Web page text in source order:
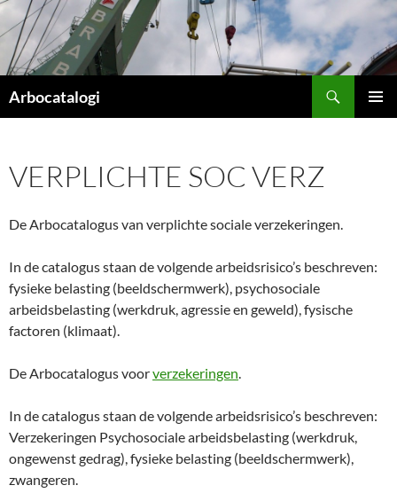
Ga
naar
de
inhoud
Arbocatalogi
VERPLICHTE SOC VERZ
De Arbocatalogus van verplichte sociale verzekeringen.
In de catalogus staan de volgende arbeidsrisico’s beschreven:
fysieke belasting (beeldschermwerk), psychosociale
arbeidsbelasting (werkdruk, agressie en geweld), fysische
factoren (klimaat).
De Arbocatalogus voorverzekeringen.
In de catalogus staan de volgende arbeidsrisico’s beschreven:
Verzekeringen Psychosociale arbeidsbelasting (werkdruk,
ongewenst gedrag), fysieke belasting (beeldschermwerk),
zwangeren.